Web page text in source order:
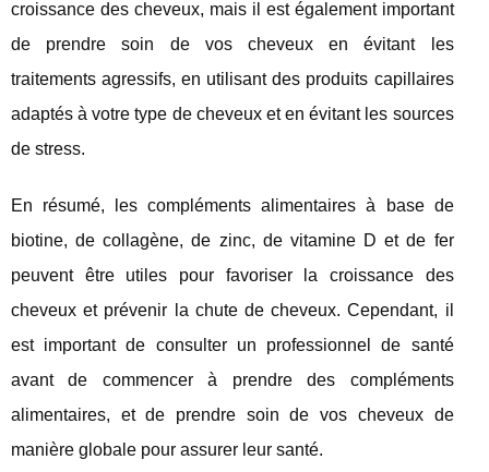
croissance des cheveux, mais il est également important
de prendre soin de vos cheveux en évitant les
traitements agressifs, en utilisant des produits capillaires
adaptés à votre type de cheveux et en évitant les sources
de stress.
En résumé, les compléments alimentaires à base de
biotine, de collagène, de zinc, de vitamine D et de fer
peuvent être utiles pour favoriser la croissance des
cheveux et prévenir la chute de cheveux. Cependant, il
est important de consulter un professionnel de santé
avant de commencer à prendre des compléments
alimentaires, et de prendre soin de vos cheveux de
manière globale pour assurer leur santé.